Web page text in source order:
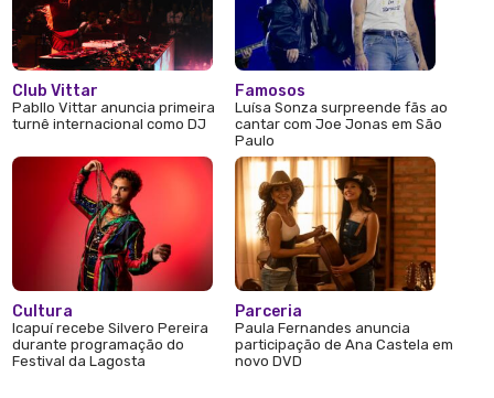
Club Vittar
Pabllo Vittar anuncia primeira
turnê internacional como DJ
Cultura
Icapuí recebe Silvero Pereira
durante programação do
Festival da Lagosta
Famosos
Luísa Sonza surpreende fãs ao
cantar com Joe Jonas em São
Paulo
Parceria
Paula Fernandes anuncia
participação de Ana Castela em
novo DVD